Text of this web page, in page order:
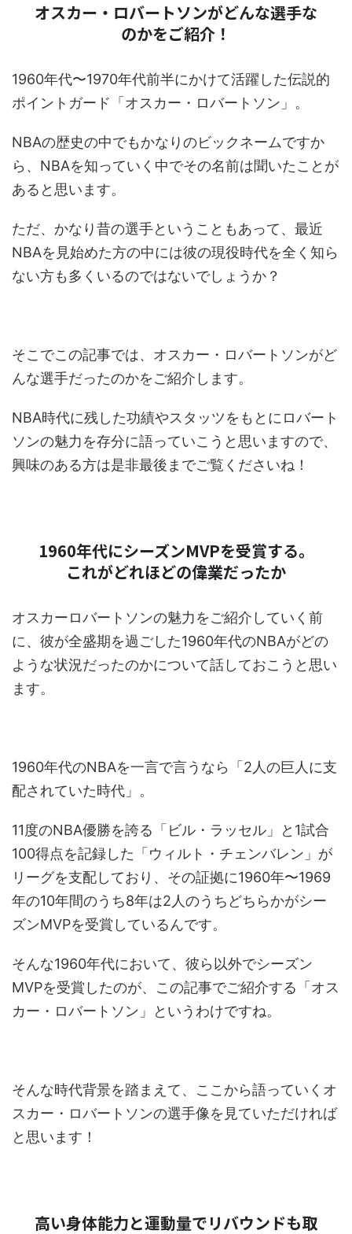
オスカー・ロバートソンがどんな選手な
のかをご紹介！
1960年代〜1970年代前半にかけて活躍した伝説的
ポイントガード「オスカー・ロバートソン」。
NBAの歴史の中でもかなりのビックネームですか
ら、NBAを知っていく中でその名前は聞いたことが
あると思います。
ただ、かなり昔の選手ということもあって、最近
NBAを見始めた方の中には彼の現役時代を全く知ら
ない方も多くいるのではないでしょうか？
そこでこの記事では、オスカー・ロバートソンがど
んな選手だったのかをご紹介します。
NBA時代に残した功績やスタッツをもとにロバート
ソンの魅力を存分に語っていこうと思いますので、
興味のある方は是非最後までご覧くださいね！
1960年代にシーズンMVPを受賞する。
これがどれほどの偉業だったか
オスカーロバートソンの魅力をご紹介していく前
に、彼が全盛期を過ごした1960年代のNBAがどの
ような状況だったのかについて話しておこうと思い
ます。
1960年代のNBAを一言で言うなら「2人の巨人に支
配されていた時代」。
11度のNBA優勝を誇る「ビル・ラッセル」と1試合
100得点を記録した「ウィルト・チェンバレン」が
リーグを支配しており、その証拠に1960年〜1969
年の10年間のうち8年は2人のうちどちらかがシー
ズンMVPを受賞しているんです。
そんな1960年代において、彼ら以外でシーズン
MVPを受賞したのが、この記事でご紹介する「オス
カー・ロバートソン」というわけですね。
そんな時代背景を踏まえて、ここから語っていくオ
スカー・ロバートソンの選手像を見ていただければ
と思います！
高い身体能力と運動量でリバウンドも取